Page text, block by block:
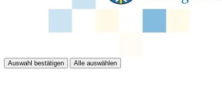
Auswahl bestätigen Alle auswählen